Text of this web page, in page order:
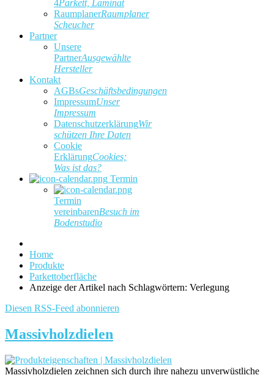
4Parkett, Laminat
RaumplanerRaumplaner
Scheucher
Partner
Unsere
PartnerAusgewählte
Hersteller
Kontakt
AGBsGeschäftsbedingungen
ImpressumUnser
Impressum
DatenschutzerklärungWir
schützen Ihre Daten
Cookie
ErklärungCookies;
Was ist das?
Termin
Termin
vereinbarenBesuch im
Bodenstudio
Home
Produkte
Parkettoberfläche
Anzeige der Artikel nach Schlagwörtern: Verlegung
Diesen RSS-Feed abonnieren
Massivholzdielen
Massivholzdielen zeichnen sich durch ihre nahezu unverwüstliche